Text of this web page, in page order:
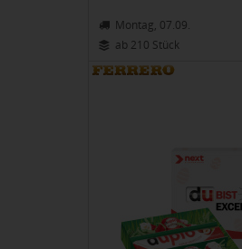
Montag, 07.09.
ab 210 Stück